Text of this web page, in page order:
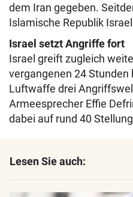
dem Iran gegeben.
Islamische Republik
Israel setzt Angriffe fort
Israel greift zugleich
vergangenen 24 Stunden
Luftwaffe drei
Armeesprecher Effie
dabei auf rund 40
Lesen Sie auch: